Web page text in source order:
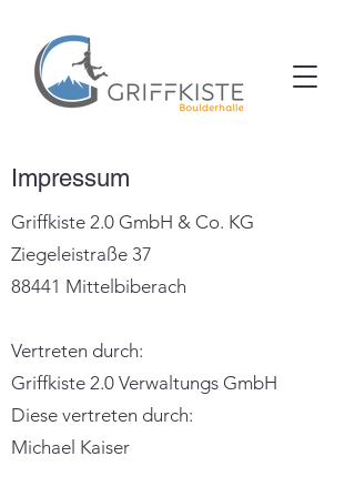
Impressum
Griffkiste 2.0 GmbH & Co. KG
Ziegeleistraße 37
88441 Mittelbiberach
Vertreten durch:
Griffkiste 2.0 Verwaltungs GmbH
Diese vertreten durch:
Michael Kaiser